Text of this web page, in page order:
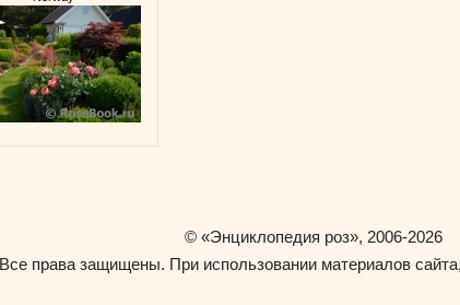
© «Энциклопедия роз», 2006-2026
Все права защищены. При использовании материалов